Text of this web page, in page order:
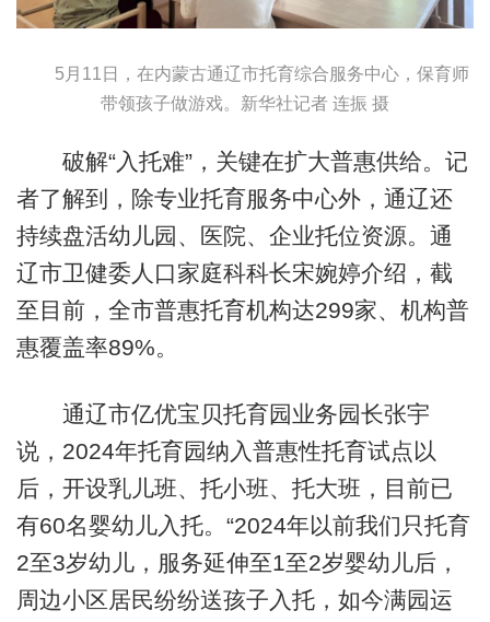
5月11日，在内蒙古通辽市托育综合服务中心，保育师
带领孩子做游戏。新华社记者 连振 摄
破解“入托难”，关键在扩大普惠供给。记
者了解到，除专业托育服务中心外，通辽还
持续盘活幼儿园、医院、企业托位资源。通
辽市卫健委人口家庭科科长宋婉婷介绍，截
至目前，全市普惠托育机构达299家、机构普
惠覆盖率89%。
通辽市亿优宝贝托育园业务园长张宇
说，2024年托育园纳入普惠性托育试点以
后，开设乳儿班、托小班、托大班，目前已
有60名婴幼儿入托。“2024年以前我们只托育
2至3岁幼儿，服务延伸至1至2岁婴幼儿后，
周边小区居民纷纷送孩子入托，如今满园运